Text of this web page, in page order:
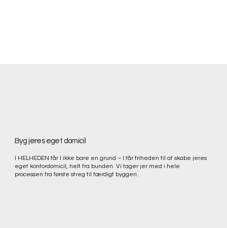
Byg jeres eget domicil
I HELHEDEN får I ikke bare en grund – I får friheden til at skabe jeres
eget kontordomicil, helt fra bunden. Vi tager jer med i hele
processen fra første streg til færdigt byggeri.